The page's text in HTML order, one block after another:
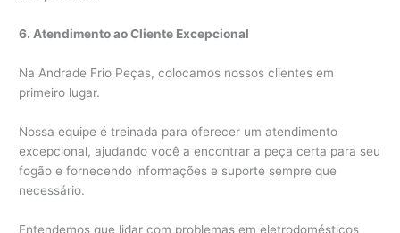
6. Atendimento ao Cliente Excepcional
Na Andrade Frio Peças, colocamos nossos clientes em
primeiro lugar.
Nossa equipe é treinada para oferecer um atendimento
excepcional, ajudando você a encontrar a peça certa para seu
fogão e fornecendo informações e suporte sempre que
necessário.
Entendemos que lidar com problemas em eletrodomésticos